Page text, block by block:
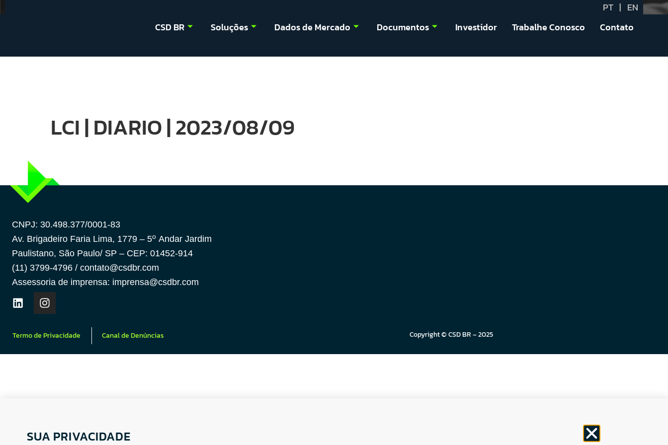
PT | EN
CSD BR
Soluções Dados de Mercado Documentos Investidor Trabalhe Conosco Contato
LCI | DIARIO | 2023/08/09
CNPJ: 30.498.377/0001-83
Av. Brigadeiro Faria Lima, 1779 – 5o Andar Jardim
Paulistano, São Paulo/ SP – CEP: 01452-914
(11) 3799-4796 / contato@csdbr.com
Assessoria de imprensa: imprensa@csdbr.com
Termo de Privacidade Canal de Denúncias Copyright © CSD BR – 2025
SUA PRIVACIDADE